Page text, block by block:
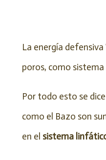
La energía
poros, como
Por todo esto se
como el Bazo son
en el sistema